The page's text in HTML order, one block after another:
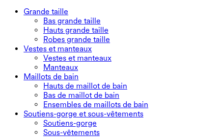
Grande taille
Bas grande taille
Hauts grande taille
Robes grande taille
Vestes et manteaux
Vestes et manteaux
Manteaux
Maillots de bain
Hauts de maillot de bain
Bas de maillot de bain
Ensembles de maillots de bain
Soutiens-gorge et sous-vêtements
Soutiens-gorge
Sous-vêtements